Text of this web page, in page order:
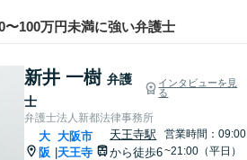
100万円未満に強い弁護士
新井 一樹 弁護
士
インタビューを見
る
弁護士法人新都法律事務所
大
阪
大阪市
天王寺
天王寺駅
から徒歩6
営業時間：09:00
~21:00（平日）